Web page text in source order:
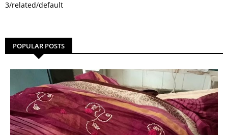
3/related/default
POPULAR POSTS